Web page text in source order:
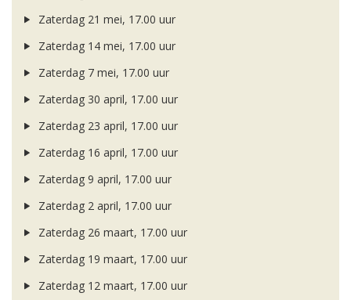
Zaterdag 21 mei, 17.00 uur
Zaterdag 14 mei, 17.00 uur
Zaterdag 7 mei, 17.00 uur
Zaterdag 30 april, 17.00 uur
Zaterdag 23 april, 17.00 uur
Zaterdag 16 april, 17.00 uur
Zaterdag 9 april, 17.00 uur
Zaterdag 2 april, 17.00 uur
Zaterdag 26 maart, 17.00 uur
Zaterdag 19 maart, 17.00 uur
Zaterdag 12 maart, 17.00 uur